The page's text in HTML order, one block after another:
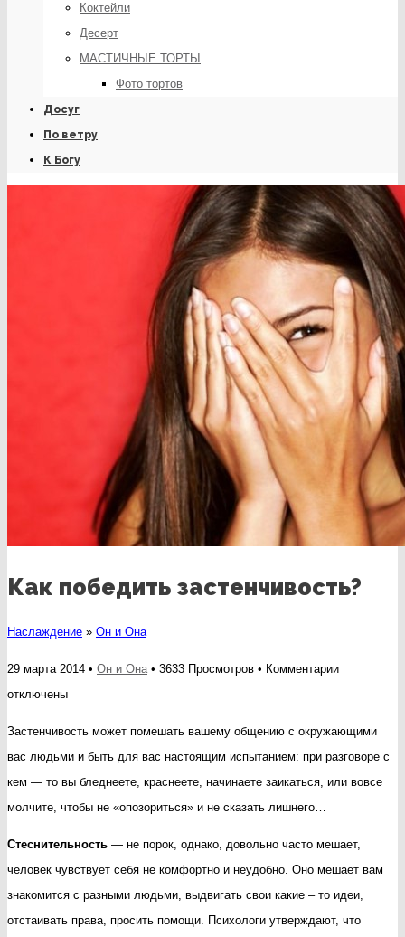
Коктейли
Десерт
МАСТИЧНЫЕ ТОРТЫ
Фото тортов
Досуг
По ветру
К Богу
Как победить застенчивость?
Наслаждение » Он и Она
29 марта 2014 • Он и Она • 3633 Просмотров • Комментариик
отключены
Застенчивость может помешать вашему общению с окружающими
вас людьми и быть для вас настоящим испытанием: при разговоре с
кем — то вы бледнеете, краснеете, начинаете заикаться, или вовсе
молчите, чтобы не «опозориться» и не сказать лишнего…
Стеснительность — не порок, однако, довольно часто мешает,
человек чувствует себя не комфортно и неудобно. Оно мешает вам
знакомится с разными людьми, выдвигать свои какие – то идеи,
отстаивать права, просить помощи. Психологи утверждают, что